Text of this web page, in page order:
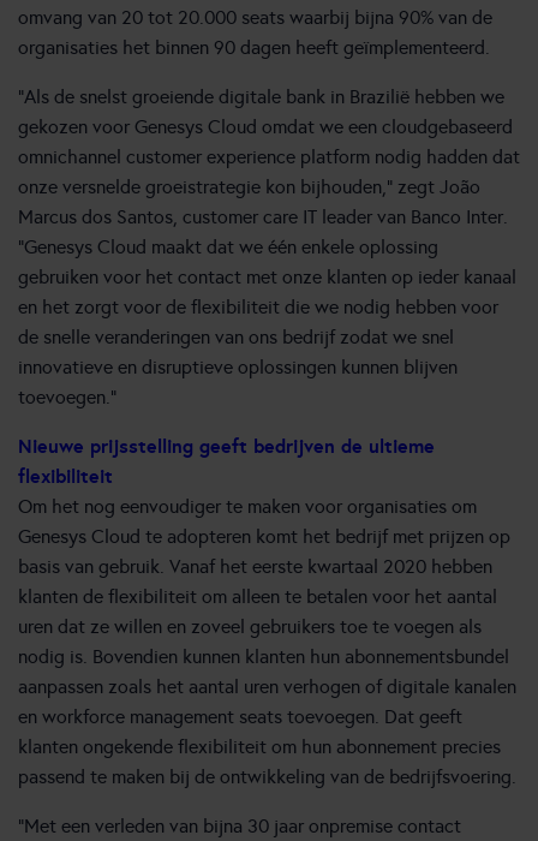
omvang van 20 tot 20.000 seats waarbij bijna 90% van de
organisaties het binnen 90 dagen heeft geïmplementeerd.
“Als de snelst groeiende digitale bank in Brazilië hebben we
gekozen voor Genesys Cloud omdat we een cloudgebaseerd
omnichannel customer experience platform nodig hadden dat
onze versnelde groeistrategie kon bijhouden,” zegt João
Marcus dos Santos, customer care IT leader van Banco Inter.
“Genesys Cloud maakt dat we één enkele oplossing
gebruiken voor het contact met onze klanten op ieder kanaal
en het zorgt voor de flexibiliteit die we nodig hebben voor
de snelle veranderingen van ons bedrijf zodat we snel
innovatieve en disruptieve oplossingen kunnen blijven
toevoegen.”
Nieuwe prijsstelling geeft bedrijven de ultieme
flexibiliteit
Om het nog eenvoudiger te maken voor organisaties om
Genesys Cloud te adopteren komt het bedrijf met prijzen op
basis van gebruik. Vanaf het eerste kwartaal 2020 hebben
klanten de flexibiliteit om alleen te betalen voor het aantal
uren dat ze willen en zoveel gebruikers toe te voegen als
nodig is. Bovendien kunnen klanten hun abonnementsbundel
aanpassen zoals het aantal uren verhogen of digitale kanalen
en workforce management seats toevoegen. Dat geeft
klanten ongekende flexibiliteit om hun abonnement precies
passend te maken bij de ontwikkeling van de bedrijfsvoering.
“Met een verleden van bijna 30 jaar onpremise contact